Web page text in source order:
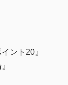
ント20』